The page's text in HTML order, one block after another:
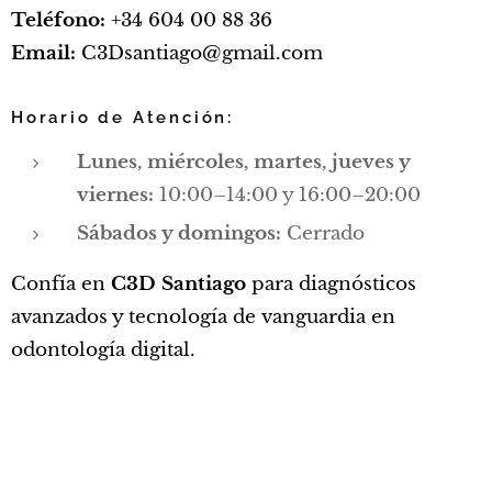
Teléfono: +34 604 00 88 36
Email: C3Dsantiago@gmail.com
Horario de Atención:
Lunes, miércoles, martes, jueves y
viernes: 10:00–14:00 y 16:00–20:00
Sábados y domingos: Cerrado
Confía en C3D Santiago para diagnósticos
avanzados y tecnología de vanguardia en
odontología digital.